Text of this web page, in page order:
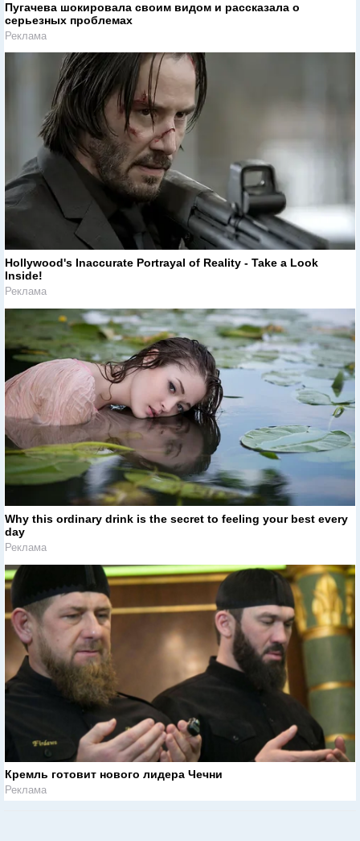
Пугачева шокировала своим видом и рассказала о
серьезных проблемах
Реклама
Hollywood's Inaccurate Portrayal of Reality - Take a Look
Inside!
Реклама
Why this ordinary drink is the secret to feeling your best every
day
Реклама
Кремль готовит нового лидера Чечни
Реклама